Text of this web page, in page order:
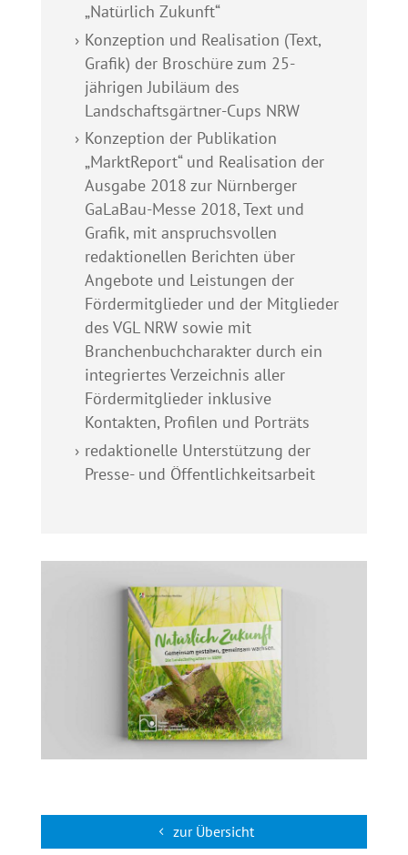
„Natürlich Zukunft“
Konzeption und Realisation (Text,
Grafik) der Broschüre zum 25-
jährigen Jubiläum des
Landschaftsgärtner-Cups NRW
Konzeption der Publikation
„MarktReport“ und Realisation der
Ausgabe 2018 zur Nürnberger
GaLaBau-Messe 2018, Text und
Grafik, mit anspruchsvollen
redaktionellen Berichten über
Angebote und Leistungen der
Fördermitglieder und der Mitglieder
des VGL NRW sowie mit
Branchenbuchcharakter durch ein
integriertes Verzeichnis aller
Fördermitglieder inklusive
Kontakten, Profilen und Porträts
redaktionelle Unterstützung der
Presse- und Öffentlichkeitsarbeit
zur Übersicht